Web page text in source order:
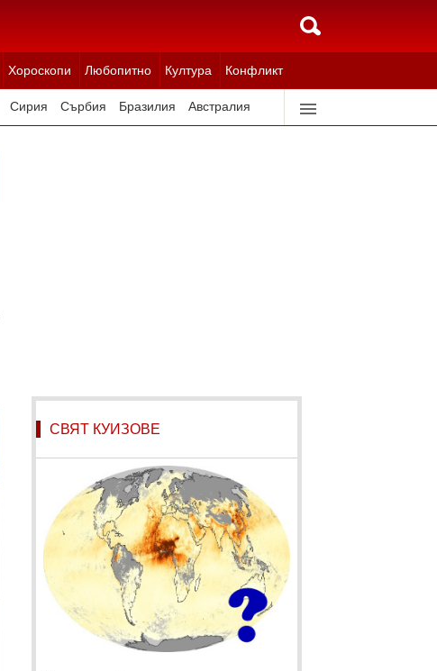
Хороскопи Любопитно Култура Конфликт
Сирия Сърбия Бразилия Австралия
СВЯТ КУИЗОВЕ